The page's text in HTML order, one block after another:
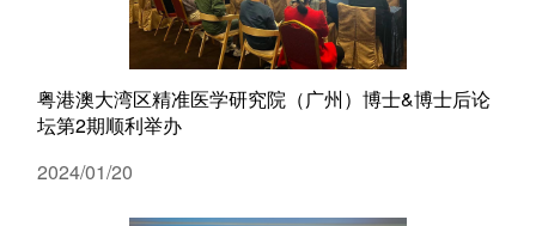
类器官
粤港澳大湾区精准医学研究院（广州）博士&博士后论
坛第2期顺利举办
2024/01/20